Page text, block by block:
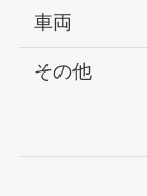
車両
その他